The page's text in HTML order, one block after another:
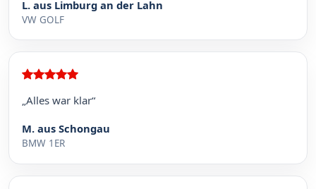
L. aus Limburg an der Lahn
VW GOLF
„Alles war klar“
M. aus Schongau
BMW 1ER